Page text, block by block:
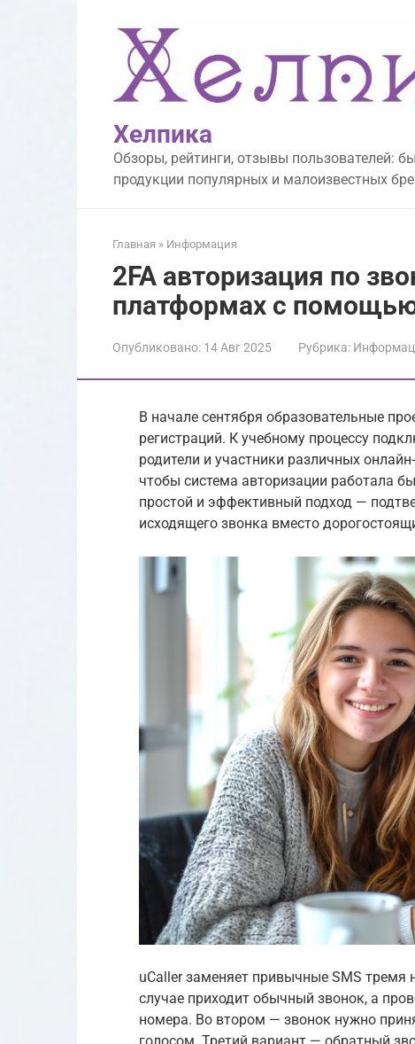
Хелпика
Обзоры, рейтинги, отзывы пользователей:
продукции популярных и малоизвестных
Главная » Информация
2FA авторизация по
платформах с
Опубликовано: 14 Авг 2025 Рубрика:
В начале сентября образовательные
регистраций. К учебному процессу
родители и участники различных
чтобы система авторизации работала
простой и эффективный подход —
исходящего звонка вместо
uCaller заменяет привычные SMS
случае приходит обычный звонок, а
номера. Во втором — звонок нужно
голосом. Третий вариант — обратный